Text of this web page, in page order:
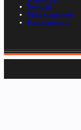
Nexto.pl
Mała księgowość
Kancelarierp.pl